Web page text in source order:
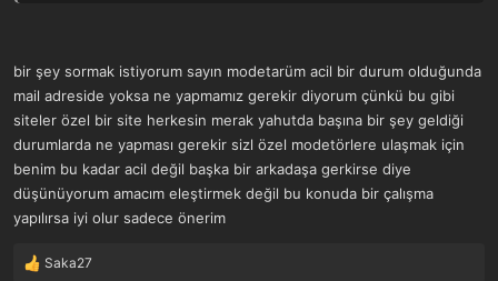
bir şey sormak istiyorum sayın modetarüm acil bir durum olduğunda
mail adreside yoksa ne yapmamız gerekir diyorum çünkü bu gibi
siteler özel bir site herkesin merak yahutda başına bir şey geldiği
durumlarda ne yapması gerekir sizl özel modetörlere ulaşmak için
benim bu kadar acil değil başka bir arkadaşa gerkirse diye
düşünüyorum amacım eleştirmek değil bu konuda bir çalışma
yapılırsa iyi olur sadece önerim
T
Saka27